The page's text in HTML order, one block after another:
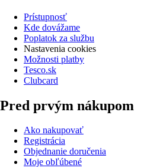
Prístupnosť
Kde dovážame
Poplatok za službu
Nastavenia cookies
Možnosti platby
Tesco.sk
Clubcard
Pred prvým nákupom
Ako nakupovať
Registrácia
Objednanie doručenia
Moje obľúbené